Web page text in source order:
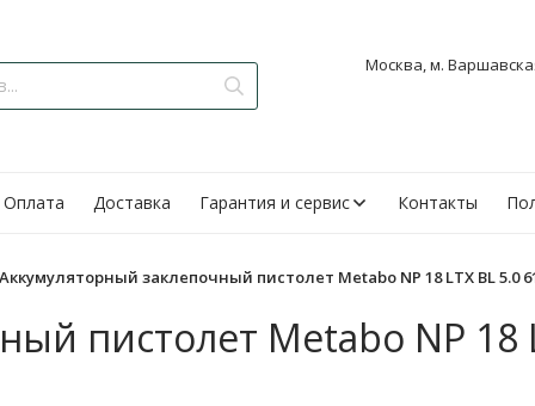
Москва, м.
Оплата Доставка Гарантия и сервис Контакты
Аккумуляторный заклепочный пистолет Metabo NP 18 LTX BL 5.0
пистолет Metabo NP 18